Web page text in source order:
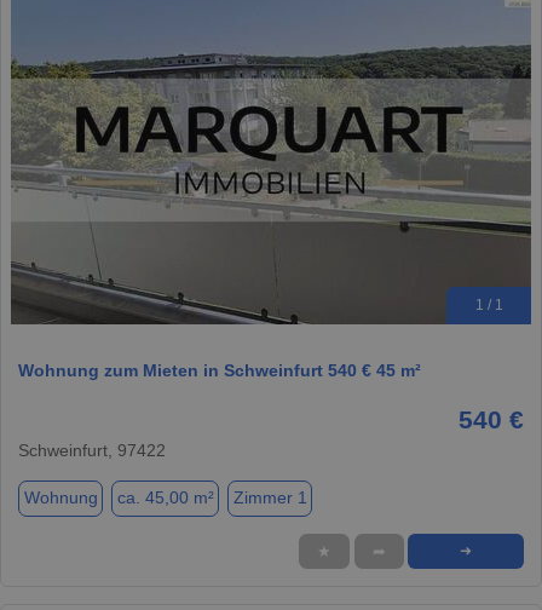
1 / 1
Wohnung zum Mieten in Schweinfurt 540 € 45 m²
540 €
Schweinfurt, 97422
Wohnung ca. 45,00 m² Zimmer 1
★ ➦ ➜